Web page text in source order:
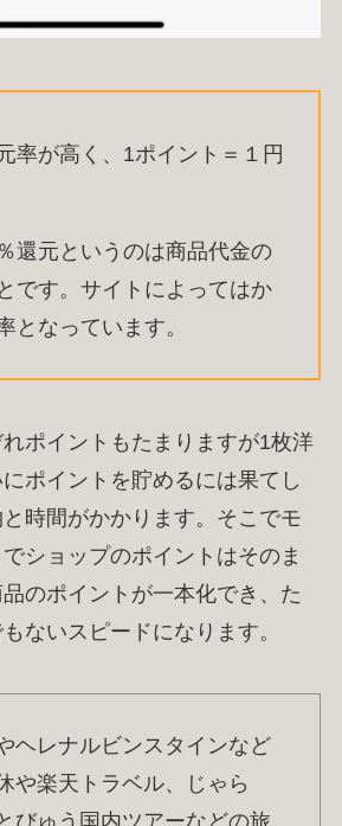
率が高く、1ポイント＝１円
還元というのは商品代金の
です。サイトによってはか
となっています。
ポイントもたまりますが1枚洋
ポイントを貯めるには果てし
時間がかかります。そこでモ
ショップのポイントはそのま
のポイントが一本化でき、た
ないスピードになります。
ヘレナルビンスタインなど
や楽天トラベル、じゃら
びゅう国内ツアーなどの旅